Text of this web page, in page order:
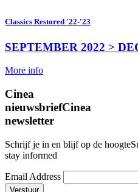
Classics Restored '22-'23
SEPTEMBER 2022 >
More info
Cinea
nieuwsbriefCinea
newsletter
Schrijf je in en blijf op de hoogte
stay informed
Email Address